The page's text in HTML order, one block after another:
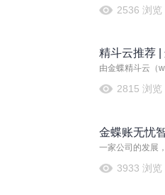
品，在通信、通
2536 浏览
精斗云推荐 |
龙”干货，拿
由金蝶精斗云（
深圳顺利举行。
2815 浏览
金蝶账无忧
高效管理
一家公司的发展
拓决定了公司是
3933 浏览